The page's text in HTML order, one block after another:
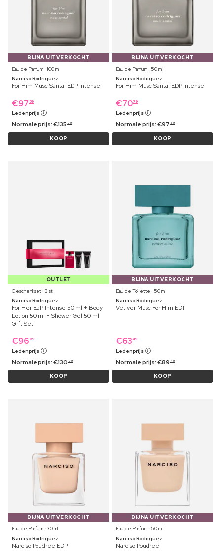
BIJNA UITVERKOCHT
Eau de Parfum ⋅ 100 ml
Narciso Rodriguez
For Him Musc Santal EDP Intense
€97 59
Ledenprijs
Normale prijs:€135 99
KOOP
BIJNA UITVERKOCHT
Eau de Parfum ⋅ 50 ml
Narciso Rodriguez
For Him Musc Santal EDP Intense
€7079
Ledenprijs
Normale prijs:€97 69
KOOP
OUTLET
Geschenkset ⋅ 3 st
Narciso Rodriguez
For Her EdP Intense 50 ml + Body
Lotion 50 ml + Shower Gel 50 ml
Gift Set
€96 89
Ledenprijs
Normale prijs:€130 99
KOOP
BIJNA UITVERKOCHT
Eau de Toilette ⋅ 50 ml
Narciso Rodriguez
Vetiver Musc For Him EDT
€63 49
Ledenprijs
Normale prijs:€89 49
KOOP
BIJNA UITVERKOCHT
Eau de Parfum ⋅ 30 ml
Narciso Rodriguez
Narciso Poudree EDP
BIJNA UITVERKOCHT
Eau de Parfum ⋅ 50 ml
Narciso Rodriguez
Narciso Poudree